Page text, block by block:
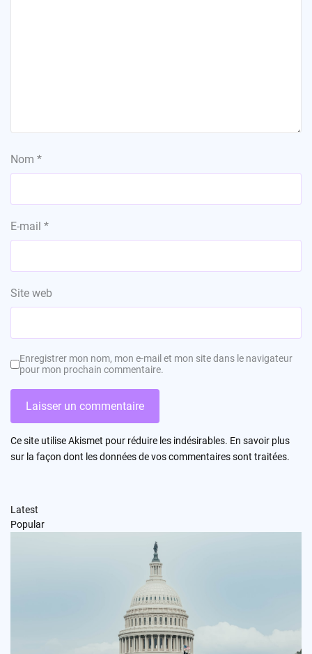
Nom *
E-mail *
Site web
Enregistrer mon nom, mon e-mail et mon site dans le navigateur
pour mon prochain commentaire.
Ce site utilise Akismet pour réduire les indésirables. En savoir plus
sur la façon dont les données de vos commentaires sont traitées.
Latest
Popular